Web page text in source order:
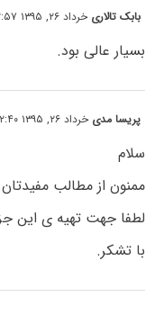
بابک تالاری خرداد ۲۶, ۱۳۹۵ at ۱۲:۵۷ ب٫ظ
بسیار عالی بود.
پریسا مدی خرداد ۲۶, ۱۳۹۵ at ۱۲:۴۰ ب٫ظ
سلام
ممنون از مطالب
لطفا جهت تهیه ی این
با تشکر.